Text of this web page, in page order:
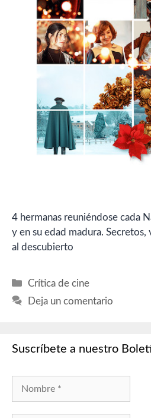
4 hermanas reuniéndose cada
y en su edad madura. Secretos,
al descubierto
Categorías
Crítica de cine
Deja un comentario
Suscríbete a nuestro